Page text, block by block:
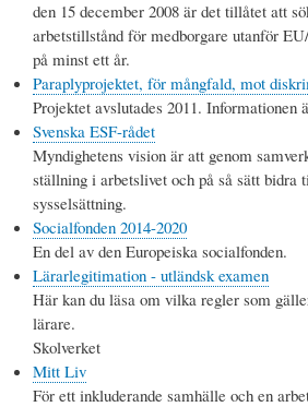
den 15 december 2008 är det tillåtet att
arbetstillstånd för medborgare utanför
på minst ett år.
Paraplyprojektet, för mångfald, mot
Projektet avslutades 2011. Informationen
Svenska ESF-rådet
Myndighetens vision är att genom
ställning i arbetslivet och på så sätt
sysselsättning.
Socialfonden 2014-2020
En del av den Europeiska socialfonden.
Lärarlegitimation - utländsk examen
Här kan du läsa om vilka regler som
lärare.
Skolverket
Mitt Liv
För ett inkluderande samhälle och en